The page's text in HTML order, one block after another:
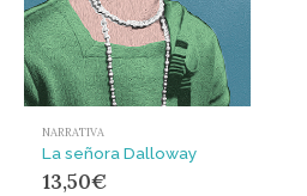
NARRATIVA
La señora Dalloway
13,50€